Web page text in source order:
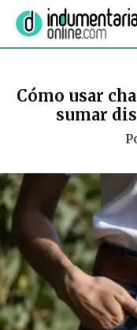
Cómo usar
sumar